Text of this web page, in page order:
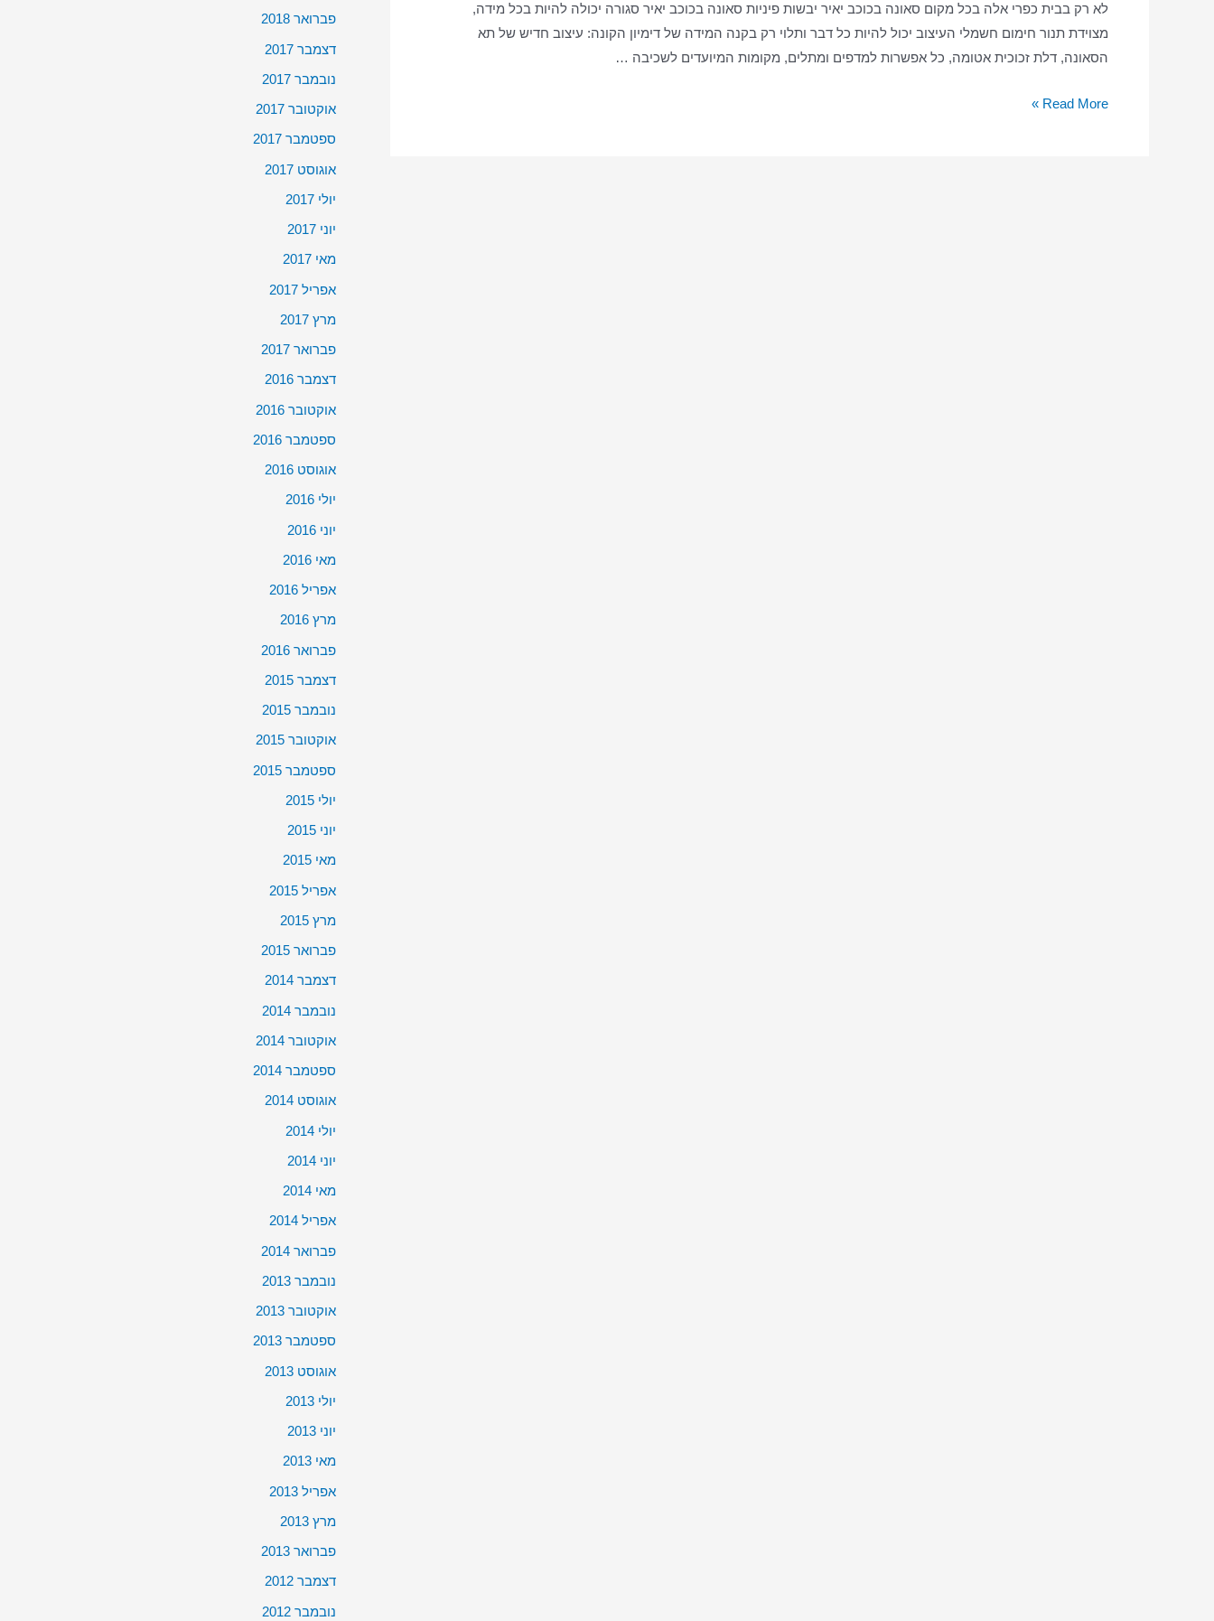
לא רק בבית כפרי אלה בכל מקום סאונה בכוכב יאיר יבשות פיניות סאונה בכוכב יאיר סגורה יכולה להיות בכל מידה,
מצוידת תנור חימום חשמלי העיצוב יכול להיות כל דבר ותלוי רק בקנה המידה של דימיון הקונה: עיצוב חדיש של תא
הסאונה, דלת זכוכית אטומה, כל אפשרות למדפים ומתלים, מקומות המיועדים לשכיבה …
סאונה
Read More »
פברואר 2018
דצמבר 2017
נובמבר 2017
אוקטובר 2017
ספטמבר 2017
אוגוסט 2017
יולי 2017
יוני 2017
מאי 2017
אפריל 2017
מרץ 2017
פברואר 2017
דצמבר 2016
אוקטובר 2016
ספטמבר 2016
אוגוסט 2016
יולי 2016
יוני 2016
מאי 2016
אפריל 2016
מרץ 2016
פברואר 2016
דצמבר 2015
נובמבר 2015
אוקטובר 2015
ספטמבר 2015
יולי 2015
יוני 2015
מאי 2015
אפריל 2015
מרץ 2015
פברואר 2015
דצמבר 2014
נובמבר 2014
אוקטובר 2014
ספטמבר 2014
אוגוסט 2014
יולי 2014
יוני 2014
מאי 2014
אפריל 2014
פברואר 2014
נובמבר 2013
אוקטובר 2013
ספטמבר 2013
אוגוסט 2013
יולי 2013
יוני 2013
מאי 2013
אפריל 2013
מרץ 2013
פברואר 2013
דצמבר 2012
נובמבר 2012